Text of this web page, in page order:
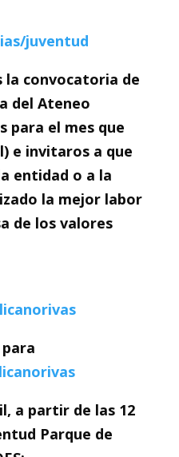
juventud
la convocatoria de
del Ateneo
para el mes que
e invitaros a que
entidad o a la
la mejor labor
de los valores
a partir de las 12
Parque de